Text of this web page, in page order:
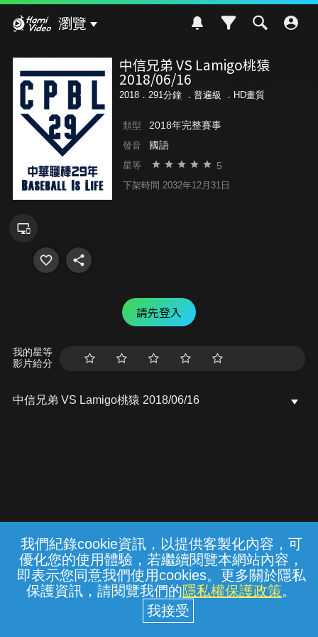
我們紀錄cookie資訊，以提供客製化內容，可
優化您的使用體驗，若繼續閱覽本網站內容，
即表示您同意我們使用cookies。更多關於隱私
保護資訊，請閱覽我們的隱私權保護政策。
瀏覽
中信兄弟 VS Lamigo桃猿
2018/06/16
2018．291分鐘 ． 普遍級 ．HD畫質
類型 2018年完整賽事
發音 國語
星等 5
下架時間 2032年12月31日
請先登入
我的星等
影片給分
中信兄弟 VS Lamigo桃猿 2018/06/16
常見問題 線上客服 服務條款 隱私權保護
中華電信股份有限公司個人家庭分公司
(統一編號：96979949) © 2026
{{notifyMsg}}